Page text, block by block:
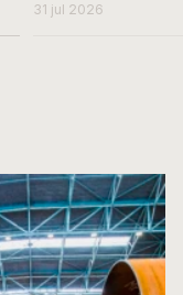
31 jul 2026